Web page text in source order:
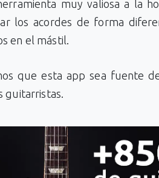
muy valiosa a la
los acordes de forma
en el mástil.
que esta app sea fuente
guitarristas.